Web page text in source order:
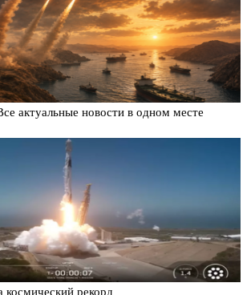
актуальные новости в одном месте
космический рекорд